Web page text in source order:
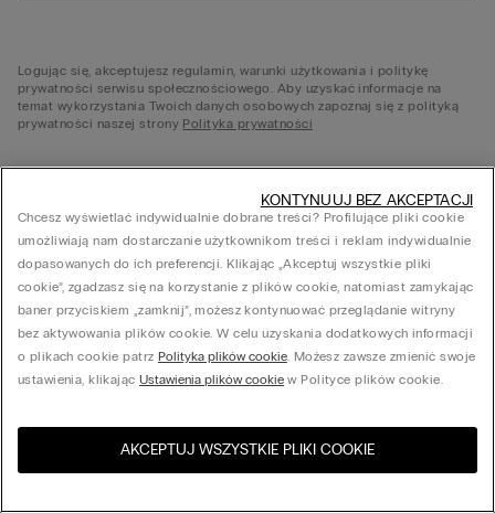
Logując się, akceptujesz regulamin, warunki użytkowania i politykę
prywatności serwisu społecznościowego. Aby uzyskać informacje na
temat wykorzystania Twoich danych osobowych zapoznaj się z polityką
prywatności naszej strony Polityka prywatności
© CALZ Polska Sp. z o.o., Ul. Twarda 18, 00-105 Warszawa NIP 525-231-36-81 - REGON
015864690
United States
Chcesz wyświetlać indywidualnie dobrane treści? Profilujące pliki cookie
umożliwiają nam dostarczanie użytkownikom treści i reklam indywidualnie
dopasowanych do ich preferencji. Klikając „Akceptuj wszystkie pliki
cookie”, zgadzasz się na korzystanie z plików cookie, natomiast zamykając
baner przyciskiem „zamknij”, możesz kontynuować przeglądanie witryny
bez aktywowania plików cookie. W celu uzyskania dodatkowych informacji
o plikach cookie patrz Polityka plików cookie. Możesz zawsze zmienić swoje
ustawienia, klikającUstawienia plików cookie w Polityce plików cookie.
AKCEPTUJ WSZYSTKIE PLIKI COOKIE
KONTYNUUJ BEZ AKCEPTACJI